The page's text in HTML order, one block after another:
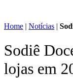
Home | Notícias |
Sodiê
lojas em